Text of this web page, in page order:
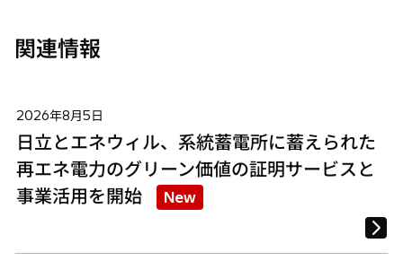
関連情報
2026年8月5日
日立とエネウィル、系統蓄電所に蓄えられた
再エネ電力のグリーン価値の証明サービスと
事業活用を開始
New